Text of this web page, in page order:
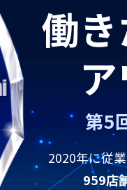
導入事例
コラム
ニュース
企業情報
働
第5
2020年に従
959店